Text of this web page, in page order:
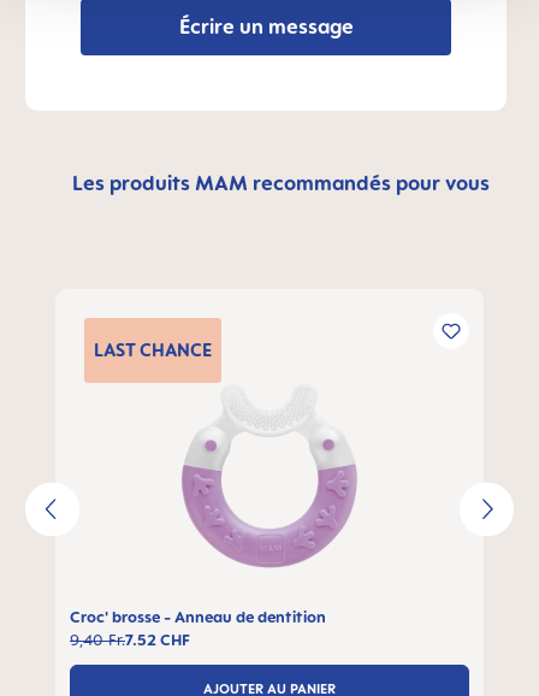
Écrire un message
Les produits MAM recommandés pour vous
LASTCHANCE
Croc' brosse - Anneau de dentition
7.52 CHF
9,40 Fr.
AJOUTER AU PANIER